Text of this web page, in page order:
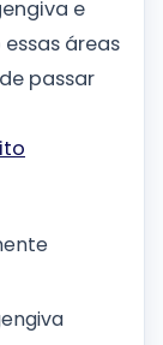
e
áreas
passar